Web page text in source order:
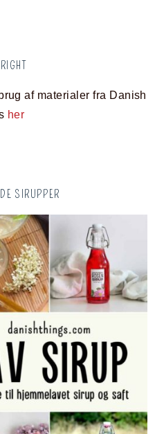
af materialer fra Danish
her
SIRUPPER